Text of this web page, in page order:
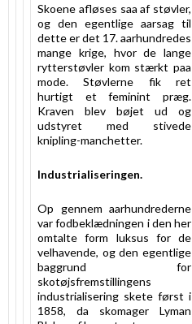
Skoene afløses saa af støvler,
og den egentlige aarsag til
dette er det 17. aarhundredes
mange krige, hvor de lange
rytterstøvler kom stærkt paa
mode. Støvlerne fik ret
hurtigt et feminint præg.
Kraven blev bøjet ud og
udstyret med stivede
knipling-manchetter.
Industrialiseringen.
Op gennem aarhundrederne
var fodbeklædningen i den her
omtalte form luksus for de
velhavende, og den egentlige
baggrund for
skotøjsfremstillingens
industrialisering skete først i
1858, da skomager Lyman